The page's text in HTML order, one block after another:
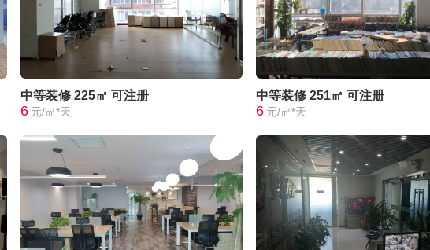
中等装修 225㎡ 可注册
6 元/㎡*天
中等装修 251㎡ 可注册
6 元/㎡*天